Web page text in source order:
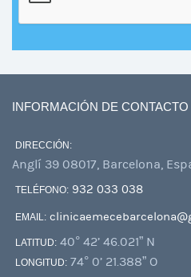
INFORMACIÓN DE CONTACTO
DIRECCIÓN:
Anglí 39 08017, Barcelona,
TELÉFONO: 932 033 038
EMAIL:
LATITUD: 40° 42’ 46.021” N
LONGITUD: 74° 0’ 21.388” O